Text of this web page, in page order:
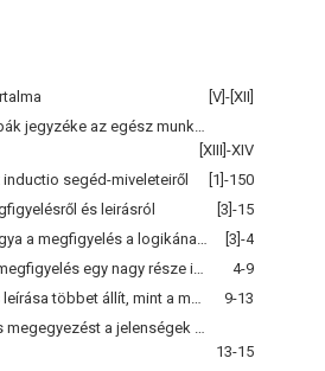
[V]-[XII]
[XIII]-XIV
segéd-miveleteiről
[1]-150
és leirásról
[3]-15
[3]-4
4-9
9-13
13-15